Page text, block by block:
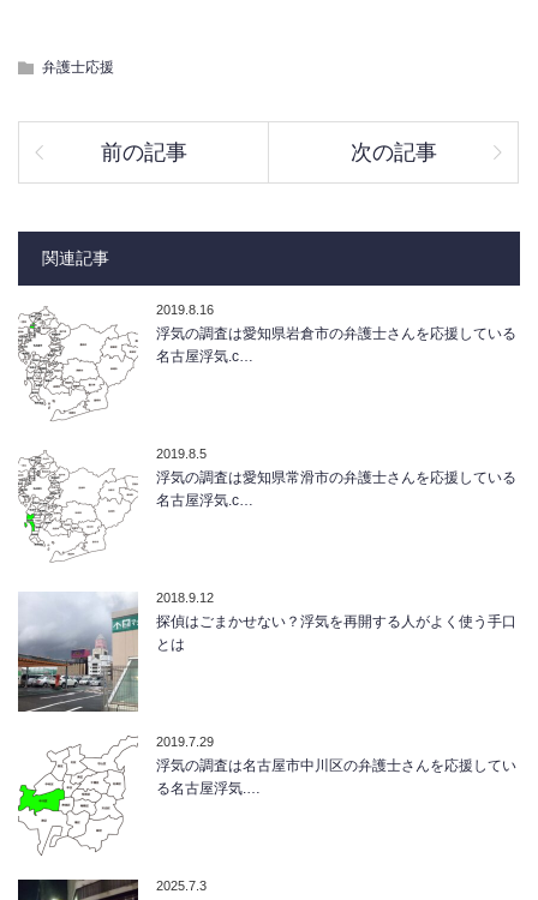
弁護士応援
前の記事 次の記事
関連記事
2019.8.16
浮気の調査は愛知県岩倉市の弁護士さんを応援している
名古屋浮気.c…
2019.8.5
浮気の調査は愛知県常滑市の弁護士さんを応援している
名古屋浮気.c…
2018.9.12
探偵はごまかせない？浮気を再開する人がよく使う手口
とは
2019.7.29
浮気の調査は名古屋市中川区の弁護士さんを応援してい
る名古屋浮気.…
2025.7.3